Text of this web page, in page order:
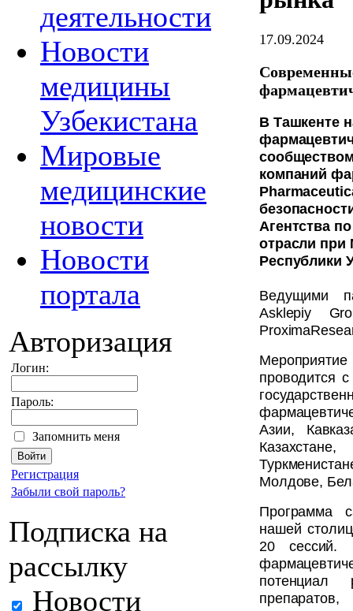
деятельности
Новости
медицины
Узбекистана
Мировые
медицинские
новости
Новости
портала
Авторизация
Логин:
Пароль:
Запомнить меня
Регистрация
Забыли свой пароль?
Подписка на
рассылку
Новости
17.09.2024
В Ташкенте
компаний
Агентства
отрасли при
Республики
Ведущими
Asklepiy
проводится
Азии,
Молдове,
Программа
нашей
20 сессий.
потенциал